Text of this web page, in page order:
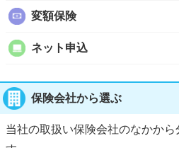
変額保険
ネット申込
保険会社から選ぶ
当社の取扱い保険会社のなかか